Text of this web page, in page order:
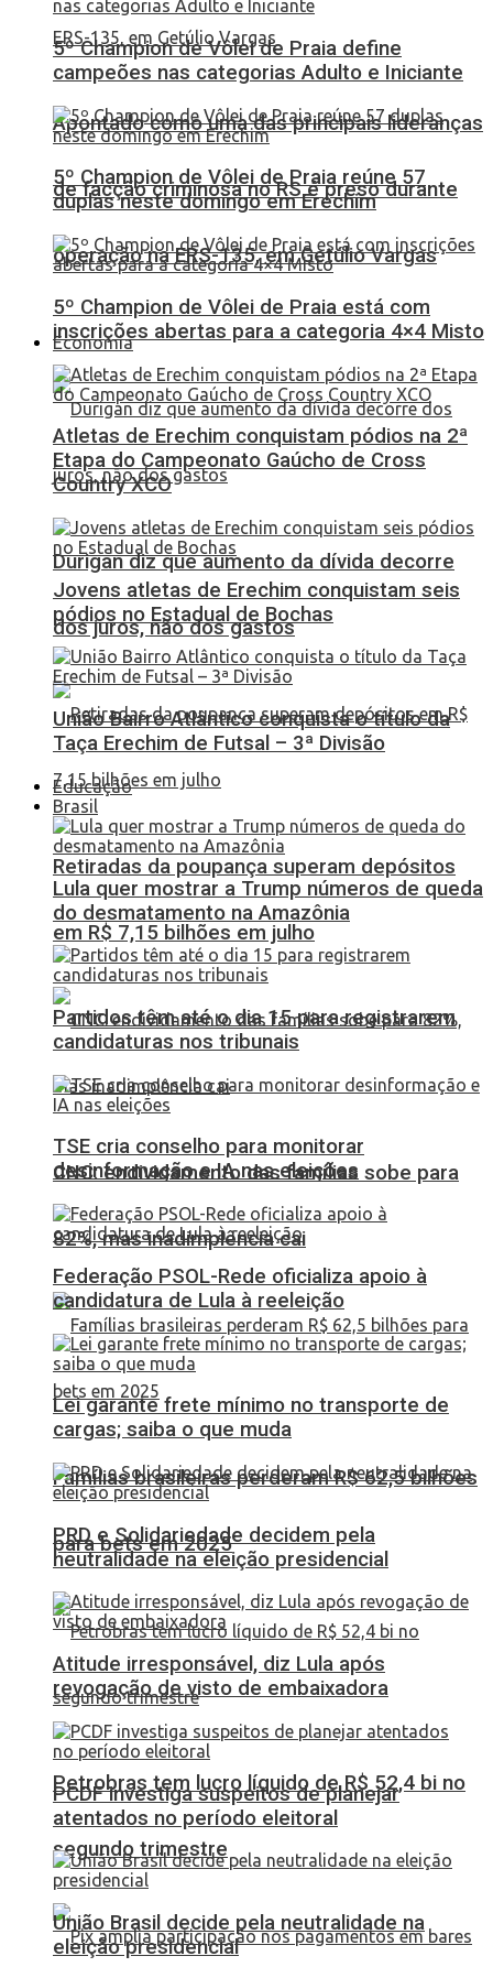
Apontado como uma das principais lideranças
de facção criminosa no RS é preso durante
operação na ERS-135, em Getúlio Vargas
Economia
Durigan diz que aumento da dívida decorre
dos juros, não dos gastos
Retiradas da poupança superam depósitos
em R$ 7,15 bilhões em julho
CNC: endividamento das famílias sobe para
82%, mas inadimplência cai
Famílias brasileiras perderam R$ 62,5 bilhões
para bets em 2025
Petrobras tem lucro líquido de R$ 52,4 bi no
segundo trimestre
5º Champion de Vôlei de Praia define
campeões nas categorias Adulto e Iniciante
5º Champion de Vôlei de Praia reúne 57
duplas neste domingo em Erechim
5º Champion de Vôlei de Praia está com
inscrições abertas para a categoria 4×4 Misto
Atletas de Erechim conquistam pódios na 2ª
Etapa do Campeonato Gaúcho de Cross
Country XCO
Jovens atletas de Erechim conquistam seis
pódios no Estadual de Bochas
União Bairro Atlântico conquista o título da
Taça Erechim de Futsal – 3ª Divisão
Educação
Brasil
Lula quer mostrar a Trump números de queda
do desmatamento na Amazônia
Partidos têm até o dia 15 para registrarem
candidaturas nos tribunais
TSE cria conselho para monitorar
desinformação e IA nas eleições
Federação PSOL-Rede oficializa apoio à
candidatura de Lula à reeleição
Lei garante frete mínimo no transporte de
cargas; saiba o que muda
PRD e Solidariedade decidem pela
neutralidade na eleição presidencial
Atitude irresponsável, diz Lula após
revogação de visto de embaixadora
PCDF investiga suspeitos de planejar
atentados no período eleitoral
União Brasil decide pela neutralidade na
eleição presidencial